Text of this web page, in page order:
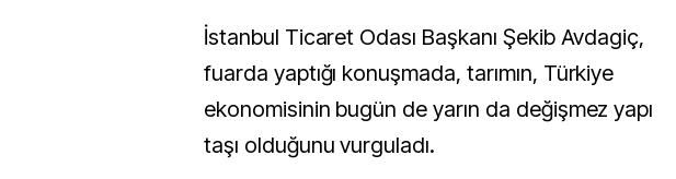
İstanbul Ticaret Odası Başkanı Şekib Avdagiç,
fuarda yaptığı konuşmada, tarımın, Türkiye
ekonomisinin bugün de yarın da değişmez yapı
taşı olduğunu vurguladı.